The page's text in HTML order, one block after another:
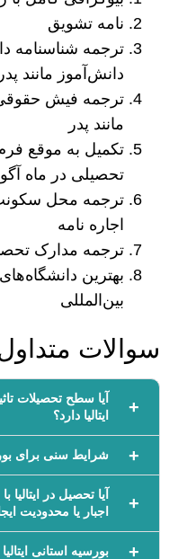
نامه تشویق
ترجمه شناسنامه
دانش‌آموز مانند
ترجمه فیش
مانند پدر
تکمیل به موقع
تحصیلی در ماه
ترجمه محل
اجاره نامه
ترجمه مدارک
بهترین دانشگاه‌های
بین‌المللی
سوالات
آیا سطح تحصیلات
ایتالیا دارد؟
شرایط سنی برای
آیا تحصیل در
اجبار یا محدودیت
بورسیه استانی